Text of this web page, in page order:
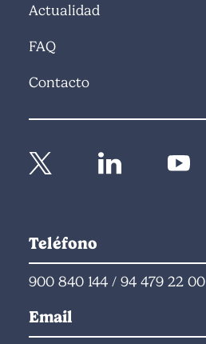
Actualidad
FAQ
Contacto
Teléfono
900 840 144 / 94 479 22 00
Email